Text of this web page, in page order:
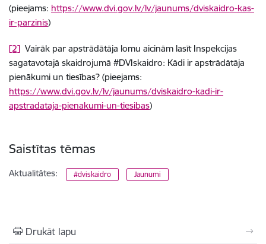
(pieejams: https://www.dvi.gov.lv/lv/jaunums/dviskaidro-kas-
ir-parzinis)
[2] Vairāk par apstrādātāja lomu aicinām lasīt Inspekcijas
sagatavotajā skaidrojumā #DVIskaidro: Kādi ir apstrādātāja
pienākumi un tiesības? (pieejams:
https://www.dvi.gov.lv/lv/jaunums/dviskaidro-kadi-ir-
apstradataja-pienakumi-un-tiesibas)
Saistītas tēmas
Aktualitātes: #dviskaidro Jaunumi
Drukāt lapu